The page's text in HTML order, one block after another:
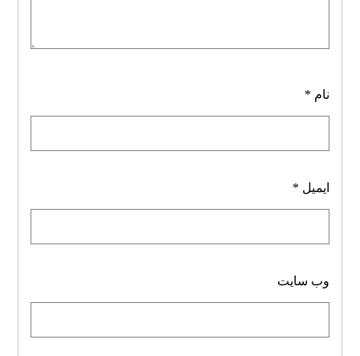
نام *
ایمیل *
وب‌ سایت